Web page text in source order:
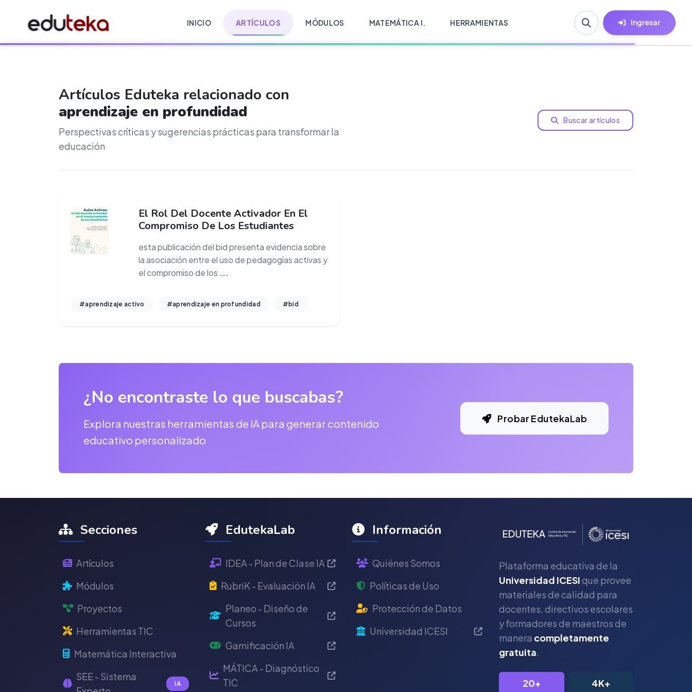
INICIO ARTÍCULOS MÓDULOS MATEMÁTICA I. HERRAMIENTAS Ingresar
Artículos Eduteka relacionado con
aprendizaje en profundidad
Perspectivas críticas y sugerencias prácticas para transformar la
educación
Buscar artículos
El Rol Del Docente Activador En El
Compromiso De Los Estudiantes
esta publicación del bid presenta evidencia sobre
la asociación entre el uso de pedagogías activas y
el compromiso de los ...
#aprendizaje activo #aprendizaje en profundidad #bid
¿No encontraste lo que buscabas?
Explora nuestras herramientas de IA para generar contenido
educativo personalizado
Probar EdutekaLab
Secciones
Artículos
Módulos
Proyectos
Herramientas TIC
Matemática Interactiva
SEE - Sistema
IA
EdutekaLab
IDEA - Plan de Clase IA
RubriK - Evaluación IA
Planeo - Diseño de
Cursos
Gamificación IA
MÁTICA - Diagnóstico
TIC
Información
Quiénes Somos
Políticas de Uso
Protección de Datos
Universidad ICESI
Plataforma educativa de la
Universidad ICESIque provee
materiales de calidad para
docentes, directivos escolares
y formadores de maestros de
manera completamente
gratuita.
20+ 4K+